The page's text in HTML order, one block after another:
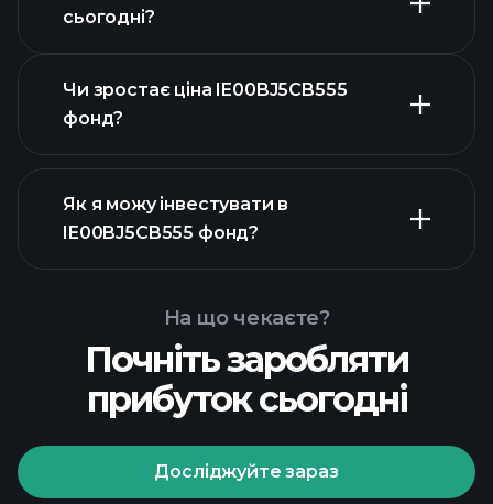
сьогодні?
розширеній діаграмі
Чи зростає ціна IE00BJ5CB555
фонд?
IE00BJ5CB555 фонд
Як я можу інвестувати в
IE00BJ5CB555 фонд?
Playtrade
На що чекаєте?
Почніть заробляти
прибуток сьогодні
Досліджуйте зараз